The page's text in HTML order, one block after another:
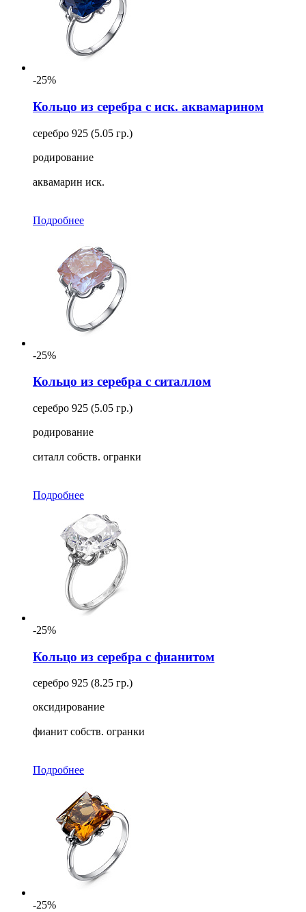
-25%
Кольцо из серебра с иск. аквамарином
серебро 925 (5.05 гр.)
родирование
аквамарин иск.
Подробнее
-25%
Кольцо из серебра с ситаллом
серебро 925 (5.05 гр.)
родирование
ситалл собств. огранки
Подробнее
-25%
Кольцо из серебра с фианитом
серебро 925 (8.25 гр.)
оксидирование
фианит собств. огранки
Подробнее
-25%